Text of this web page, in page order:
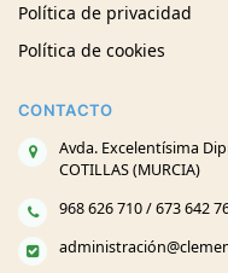
Política de privacidad
Política de cookies
CONTACTO
Avda. Excelentísima
COTILLAS (MURCIA)
968 626 710 / 673 642